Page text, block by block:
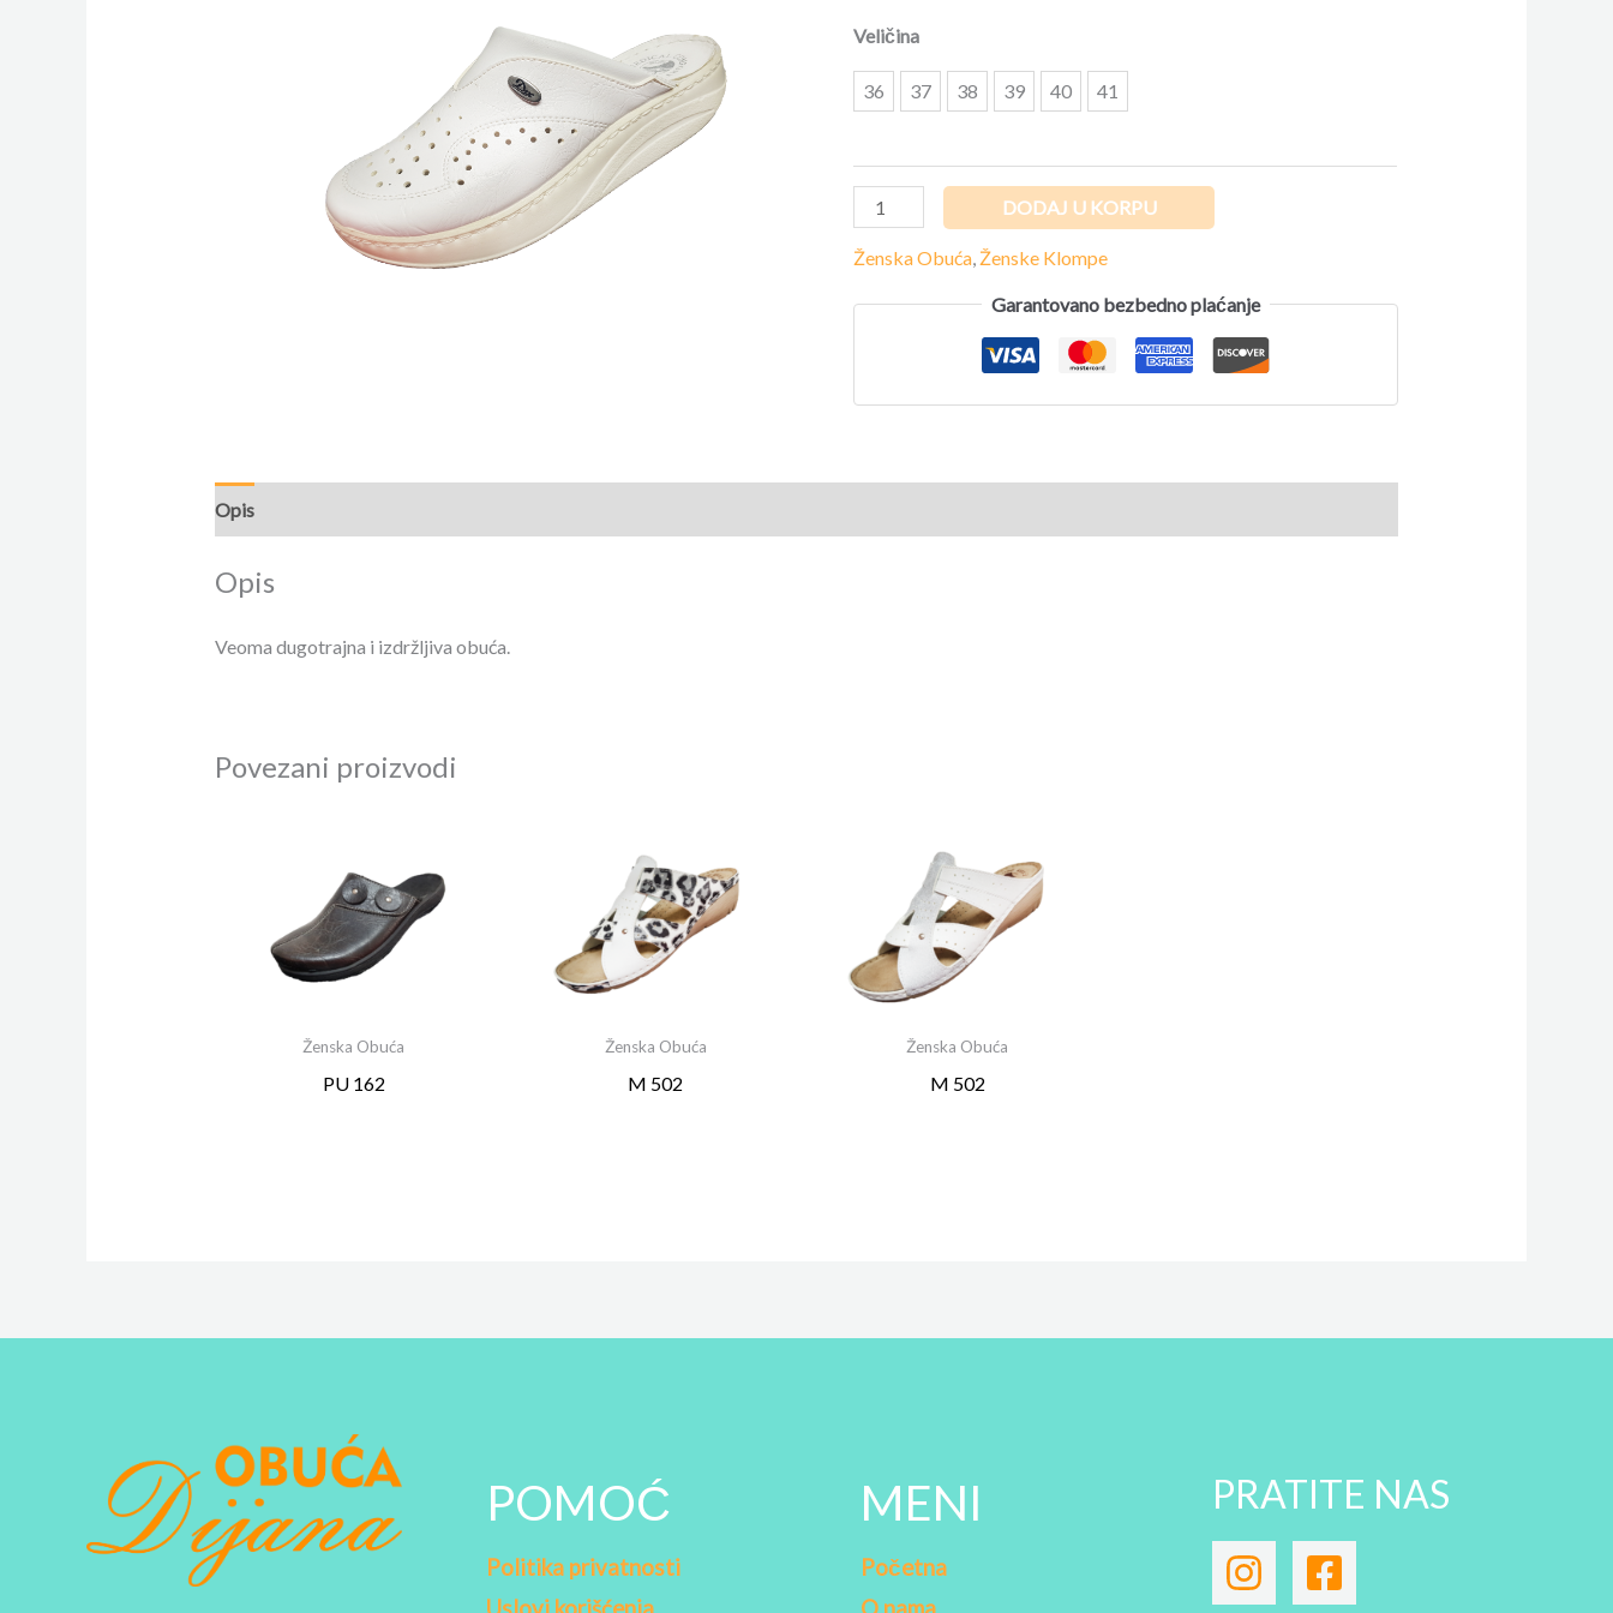
Veličina
36 37 38 39 40 41
DODAJ U KORPU
Ženska Obuća, Ženske Klompe
Garantovano bezbedno plaćanje
Opis
Opis
Veoma dugotrajna i izdržljiva obuća.
Povezani proizvodi
Ženska Obuća
PU 162
Ženska Obuća
M 502
Ženska Obuća
M 502
POMOĆ
Politika privatnosti
MENI
Početna
PRATITE NAS